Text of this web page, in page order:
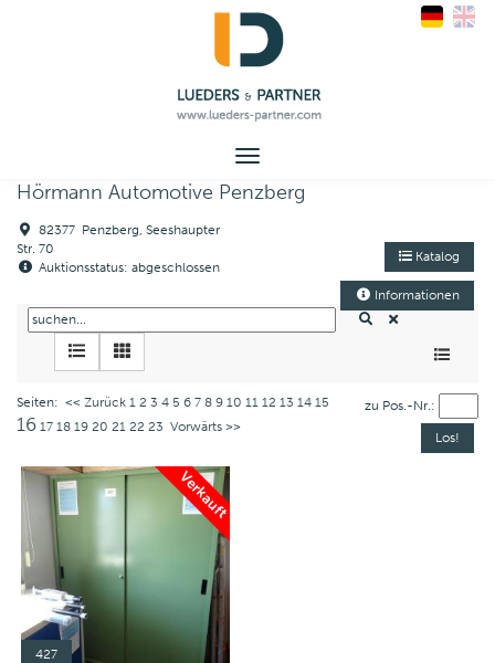
Toggle
Hörmann Automotive Penzberg
82377 Penzberg, Seeshaupter
Str. 70
Auktionsstatus: abgeschlossen
Katalog
Informationen
Seiten: << Zurück 1 2 3 4 5 6 7 8 9 10 11 12 13 14 15
16 17 18 19 20 21 22 23 Vorwärts >>
zu Pos.-Nr.:
Verkauft
427